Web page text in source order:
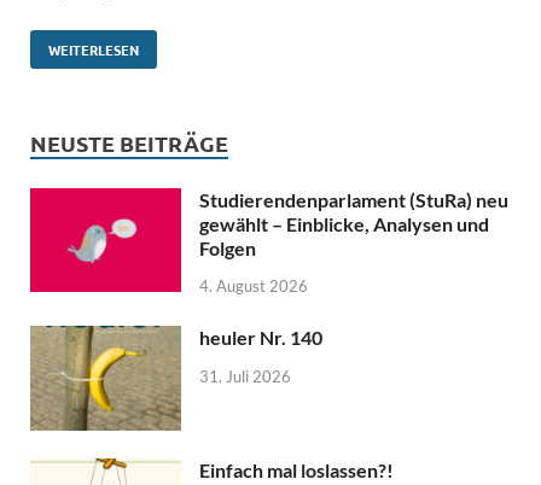
WEITERLESEN
NEUSTE BEITRÄGE
Studierendenparlament (StuRa) neu
gewählt – Einblicke, Analysen und
Folgen
4. August 2026
heuler Nr. 140
31. Juli 2026
Einfach mal loslassen?!